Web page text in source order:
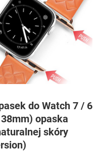
do Watch 7 / 6
opaska
skóry